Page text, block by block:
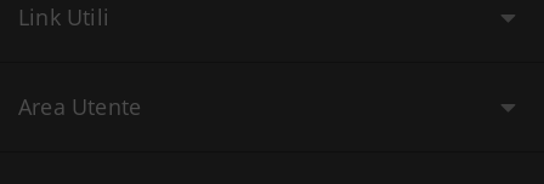
Link Utili
Area Utente